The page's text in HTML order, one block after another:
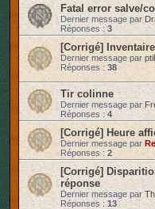
Fatal error salve/
Dernier message par
Réponses : 3
[Corrigé]
Dernier message par
Réponses : 38
Tir colinne
Dernier message par
Réponses : 4
[Corrigé] Heure
Dernier message par
Réponses : 2
[Corrigé]
réponse
Dernier message par
Réponses : 13